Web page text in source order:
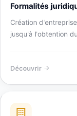
Formalités
Création
jusqu'à l'obtention
Découvrir